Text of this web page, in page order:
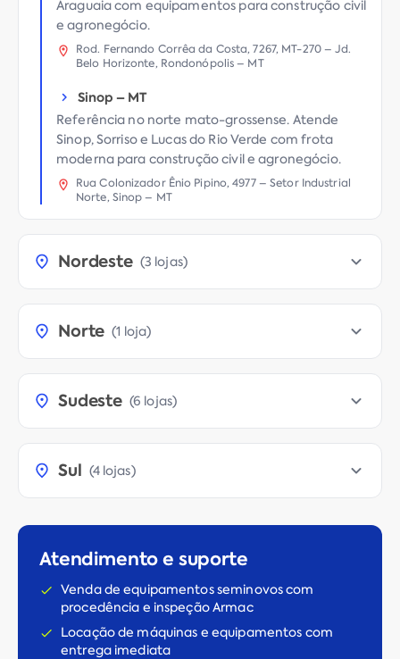
Araguaia com equipamentos para construção civil
e agronegócio.
Rod. Fernando Corrêa da Costa, 7267, MT-270 – Jd.
Belo Horizonte, Rondonópolis – MT
Sinop – MT
Referência no norte mato-grossense. Atende
Sinop, Sorriso e Lucas do Rio Verde com frota
moderna para construção civil e agronegócio.
Rua Colonizador Ênio Pipino, 4977 – Setor Industrial
Norte, Sinop – MT
Nordeste (3 lojas)
Norte (1 loja)
Sudeste (6 lojas)
Sul (4 lojas)
Atendimento e suporte
Venda de equipamentos seminovos com
procedência e inspeção Armac
Locação de máquinas e equipamentos com
entrega imediata